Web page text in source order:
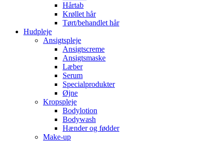
Hårtab
Krøllet hår
Tørt/behandlet hår
Hudpleje
Ansigtspleje
Ansigtscreme
Ansigtsmaske
Læber
Serum
Specialprodukter
Øjne
Kropspleje
Bodylotion
Bodywash
Hænder og fødder
Make-up